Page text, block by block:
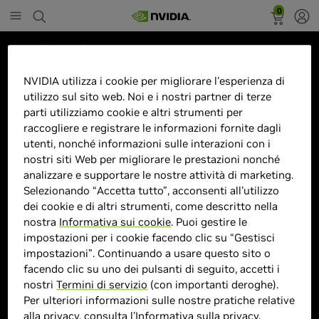
0
Marketplace
GeForce RTX 3050 WINDFORCE
OC V2 6G NVIDIA 6 GB GDDR6
> GPU : GeForce RTX 3050
> Dimensione memoria :
6 GB GDDR6
> Velocità boost clock : MHz
> CUDA : 2304
> MPN : 4719331355081
NVIDIA utilizza i cookie per migliorare l'esperienza di
utilizzo sul sito web. Noi e i nostri partner di terze
parti utilizziamo cookie e altri strumenti per
raccogliere e registrare le informazioni fornite dagli
utenti, nonché informazioni sulle interazioni con i
nostri siti Web per migliorare le prestazioni nonché
analizzare e supportare le nostre attività di marketing.
Selezionando “Accetta tutto”, acconsenti all'utilizzo
dei cookie e di altri strumenti, come descritto nella
nostra Informativa sui cookie. Puoi gestire le
impostazioni per i cookie facendo clic su “Gestisci
impostazioni”. Continuando a usare questo sito o
facendo clic su uno dei pulsanti di seguito, accetti i
nostriTermini di servizio (con importanti deroghe).
Per ulteriori informazioni sulle nostre pratiche relative
alla privacy, consulta l'Informativa sulla privacy.